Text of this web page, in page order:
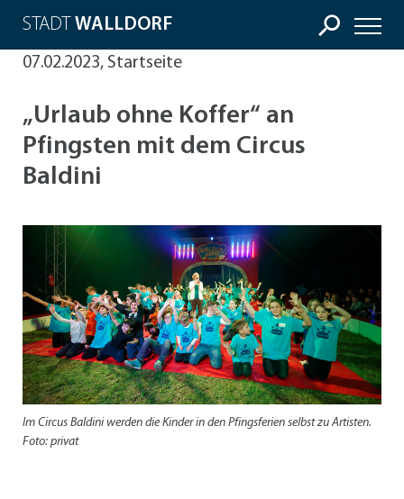
STADT WALLDORF
07.02.2023, Startseite
„Urlaub ohne Koffer“ an
Pfingsten mit dem Circus
Baldini
Im Circus Baldini werden die Kinder in den Pfingsferien selbst zu Artisten.
Foto: privat